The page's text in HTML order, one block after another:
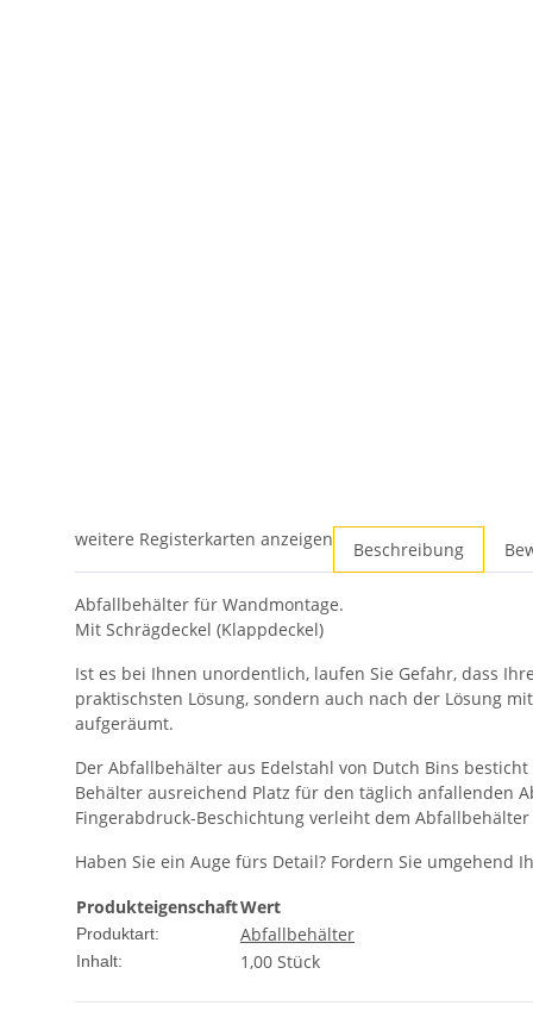
weitere Registerkarten anzeigen Beschreibung
Abfallbehälter für Wandmontage.
Mit Schrägdeckel (Klappdeckel)
Ist es bei Ihnen unordentlich, laufen Sie Gefahr, dass
praktischsten Lösung, sondern auch nach der Lösung
aufgeräumt.
Der Abfallbehälter aus Edelstahl von Dutch Bins
Behälter ausreichend Platz für den täglich anfallenden
Fingerabdruck-Beschichtung verleiht dem
Haben Sie ein Auge fürs Detail? Fordern Sie umgehend
ProdukteigenschaftWert
Produktart: Abfallbehälter
Inhalt: 1,00 Stück